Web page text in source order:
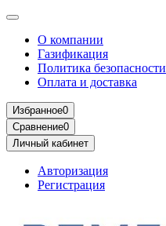
О компании
Газификация
Политика безопасности
Оплата и доставка
Избранное0
Сравнение0
Личный кабинет
Авторизация
Регистрация